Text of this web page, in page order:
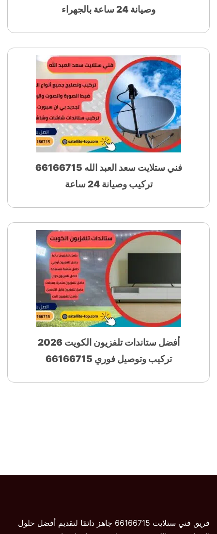
وصيانة 24 ساعة بالجهراء
فني ستلايت سعد العبد الله 66166715
تركيب وصيانة 24 ساعة
أفضل ستاندات تلفزيون الكويت 2026
تركيب وتوصيل فوري 66166715
فريق فني ستلايت 66166715 جاهز دائمًا لتقديم أفضل حلول